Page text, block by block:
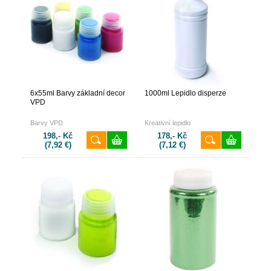
6x55ml Barvy základní decor
VPD
Barvy VPD
198,- Kč
(7,92 €)
1000ml Lepidlo disperze
Kreativní lepidlo
178,- Kč
(7,12 €)